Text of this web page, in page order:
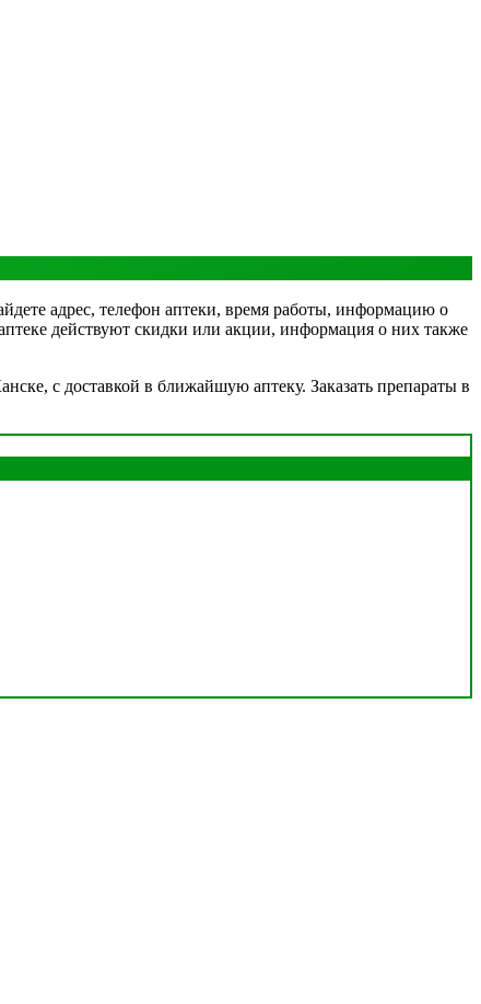
адрес, телефон аптеки, время работы, информацию о
действуют скидки или акции, информация о них также
с доставкой в ближайшую аптеку. Заказать препараты в